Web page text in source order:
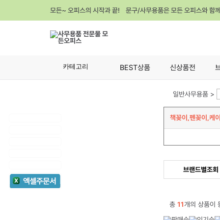
모든~ 오피스의 시작과 끝! 문구/사무용품은 모든 오피스와 함
카테고리 BEST상품 신상품전
일반사무용품 >
책꽂이,펜꽂이,케
브랜드별조회
총 11개의 상품이